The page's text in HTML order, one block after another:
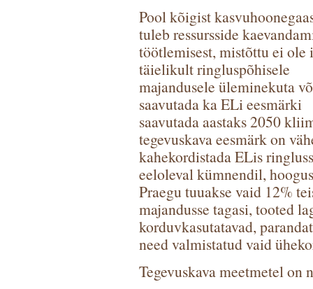
Pool kõigist
tuleb ressursside
töötlemisest, mistõttu ei ole
täielikult ringluspõhisele
majandusele üleminekuta
saavutada ka ELi eesmärki
saavutada aastaks 2050
tegevuskava eesmärk on
kahekordistada ELis
eeloleval kümnendil,
Praegu tuuakse vaid 12%
majandusse tagasi, tooted
korduvkasutatavad,
need valmistatud vaid
Tegevuskava meetmetel on